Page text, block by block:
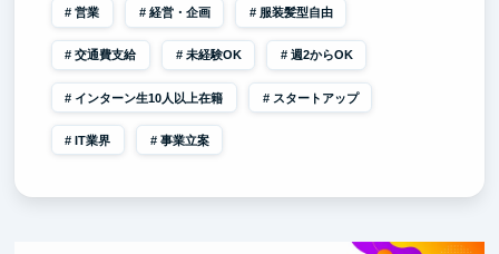
営業 経営・企画 服装髪型自由
交通費支給 未経験OK 週2からOK
インターン生10人以上在籍 スタートアップ
IT業界 事業立案